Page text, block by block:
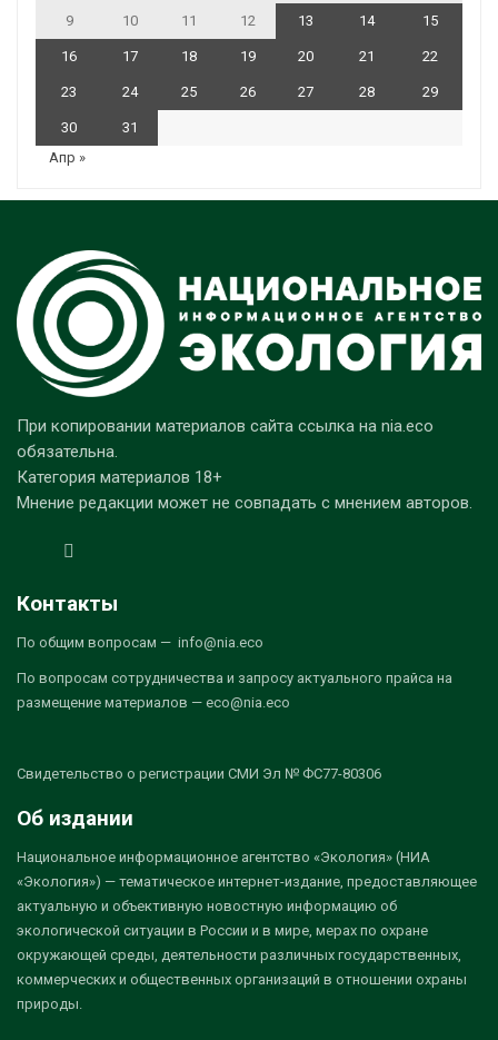
9 10 11 12 13 14 15
16 17 18 19 20 21 22
23 24 25 26 27 28 29
30
31
Апр »
При копировании материалов сайта ссылка на nia.eco
обязательна.
Категория материалов 18+
Мнение редакции может не совпадать с мнением авторов.
Контакты
По общим вопросам — info@nia.eco
По вопросам сотрудничества и запросу актуального прайса на
размещение материалов — eco@nia.eco
Свидетельство о регистрации СМИ Эл № ФС77-80306
Об издании
Национальное информационное агентство «Экология» (НИА
«Экология») — тематическое интернет-издание, предоставляющее
актуальную и объективную новостную информацию об
экологической ситуации в России и в мире, мерах по охране
окружающей среды, деятельности различных государственных,
коммерческих и общественных организаций в отношении охраны
природы.